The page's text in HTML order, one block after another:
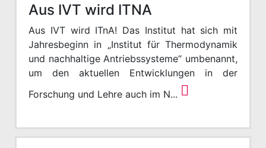
Aus IVT wird ITNA
Aus IVT wird ITnA! Das Institut hat sich mit
Jahresbeginn in „Institut für Thermodynamik
und nachhaltige Antriebssysteme“ umbenannt,
um den aktuellen Entwicklungen in der
Forschung und Lehre auch im N...